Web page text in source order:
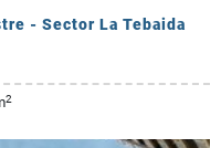
- Sector La Tebaida
2